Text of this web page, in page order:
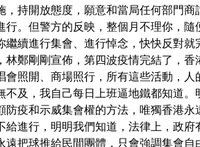
持開放態度，願意和當局任何部門商
行。但警方的反映，整個月不理你，隨
繼續進行集會、進行悼念，快快反對就
鄭剛剛宣佈，第四波疫情完結了，香
會照開、商場照行，所有這些活動，人
不及，我自己每日上班逼地鐵都知道。
防疫和示威集會權的方法，唯獨香港永
給進行，明明我們知道，法律上，政府
遠把球推給民間團體，只會強調集會自